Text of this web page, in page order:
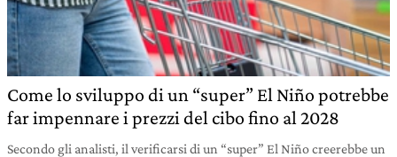
Come lo sviluppo di un “super” El Niño potrebbe
far impennare i prezzi del cibo fino al 2028
Secondo gli analisti, il verificarsi di un “super” El Niño creerebbe un